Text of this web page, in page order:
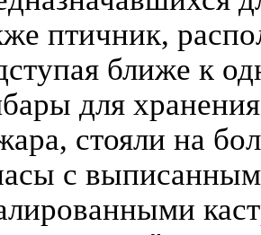
птичник,
ближе к
для
стояли на
с